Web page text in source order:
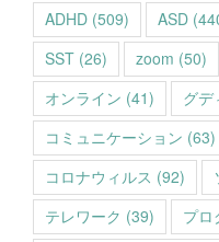
ADHD (509) ASD
SST (26) zoom (50)
オンライン (41) グデ
コミュニケーション (63)
コロナウィルス (92)
テレワーク (39) プロ